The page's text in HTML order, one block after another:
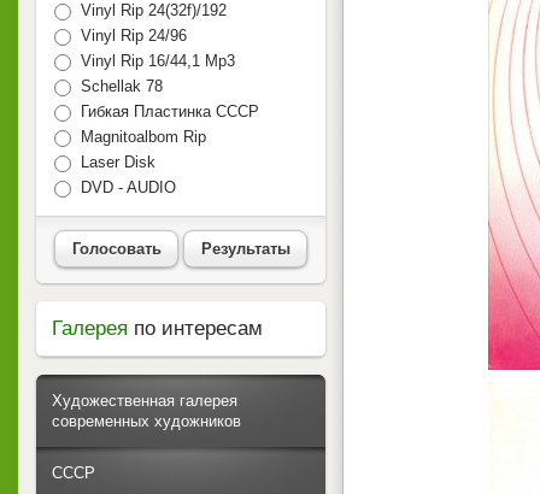
Vinyl Rip 24(32f)/192
Vinyl Rip 24/96
Vinyl Rip 16/44,1 Mp3
Schellak 78
Гибкая Пластинка СССР
Magnitoalbom Rip
Laser Disk
DVD - AUDIO
Голосовать Результаты
Галерея по интересам
Художественная галерея
современных художников
СССР